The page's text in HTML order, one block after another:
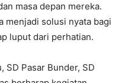
masa depan mereka.
menjadi solusi nyata bagi
luput dari perhatian.
SD Pasar Bunder, SD